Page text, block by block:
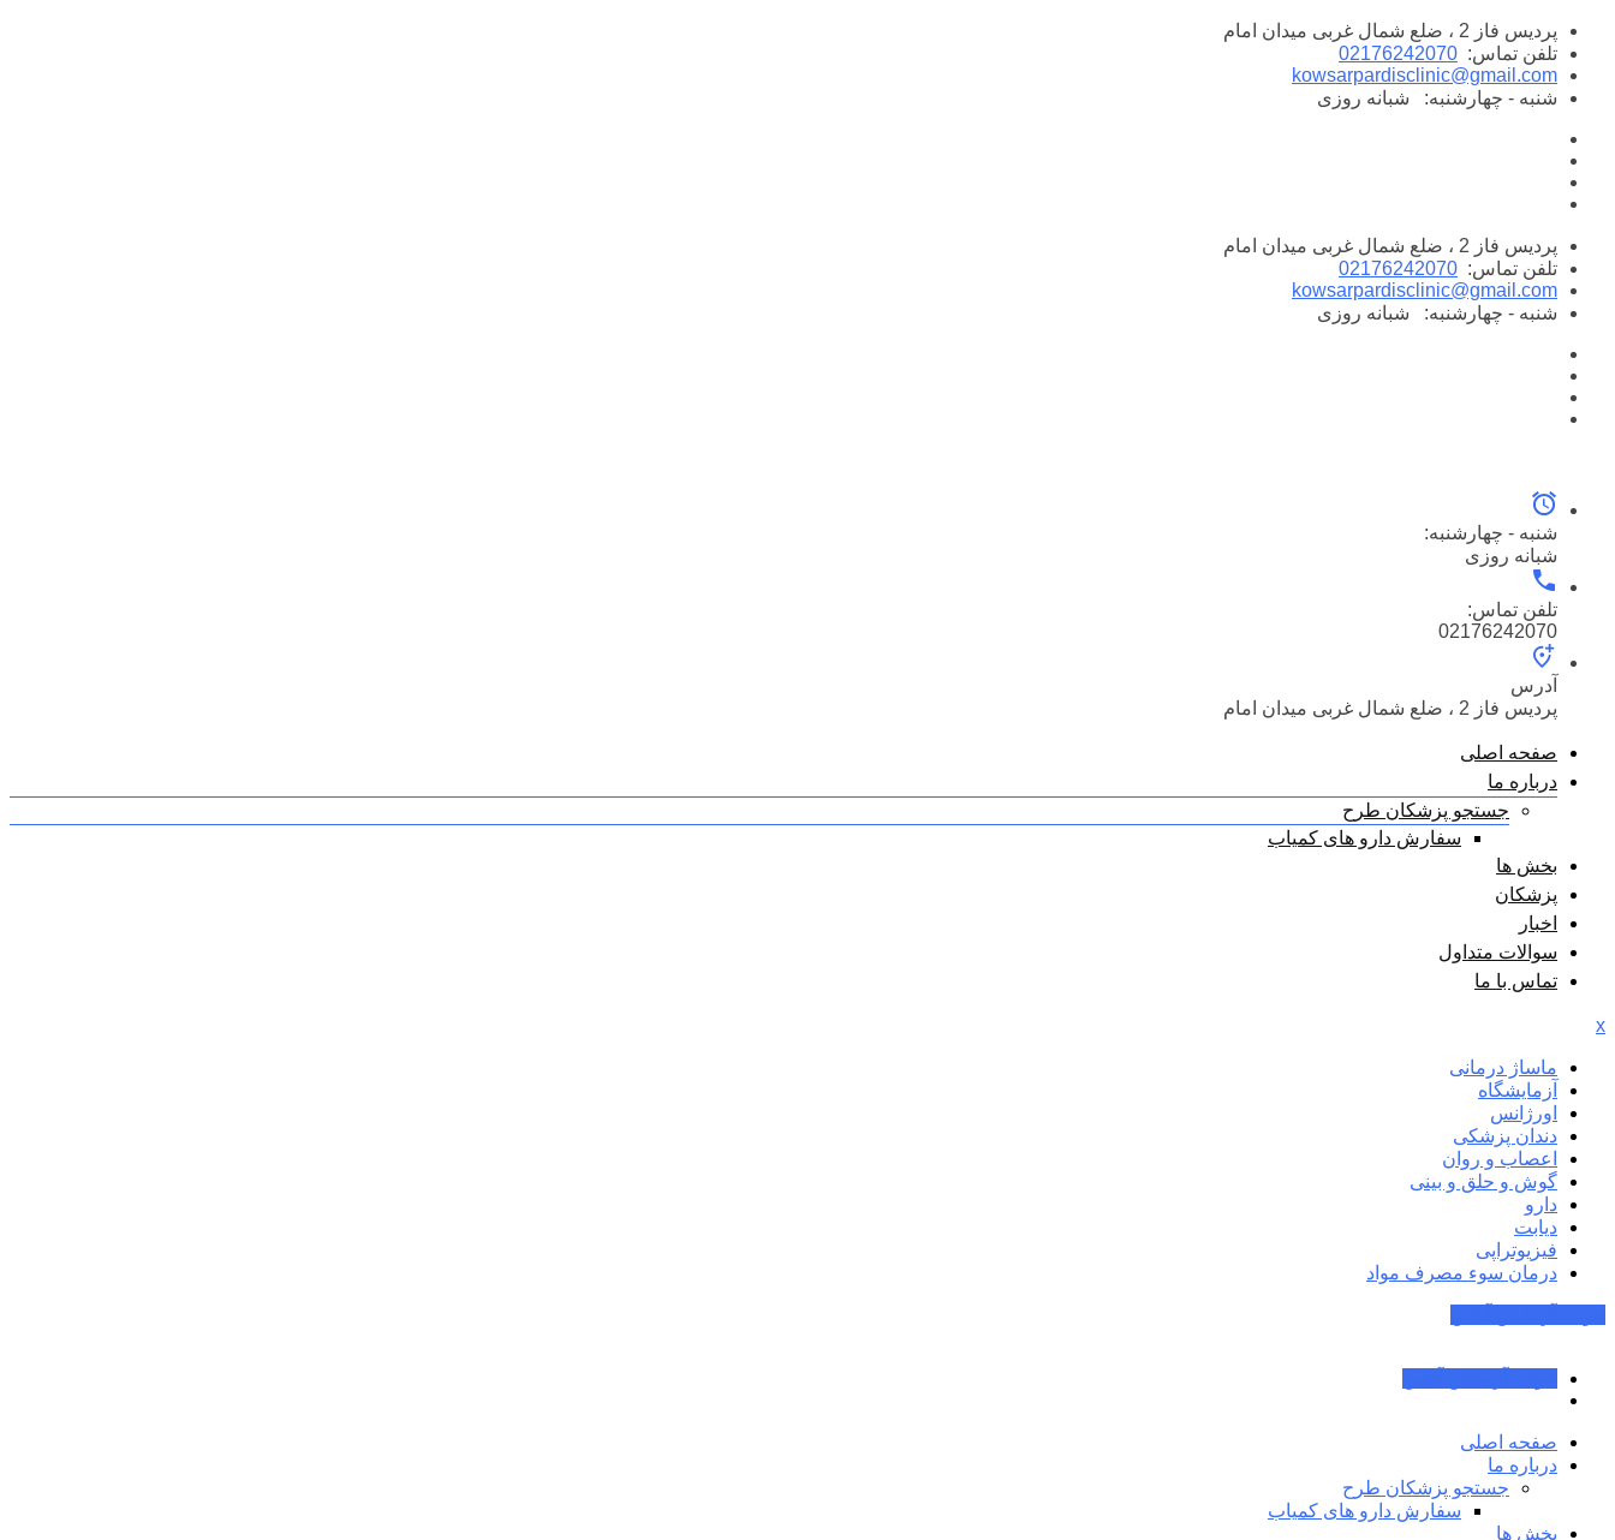
پرش
محتوا
پردیس فاز 2 ، ضلع شمال غربی میدان امام
تلفن تماس: 02176242070
kowsarpardisclinic@gmail.com
شنبه - چهارشنبه:
شبانه روزی
پردیس فاز 2 ، ضلع شمال غربی میدان امام
تلفن تماس: 02176242070
kowsarpardisclinic@gmail.com
شنبه - چهارشنبه:
شبانه روزی
شنبه - چهارشنبه:
شبانه روزی
تلفن تماس:
02176242070
آدرس
پردیس فاز 2 ، ضلع شمال غربی میدان امام
صفحه اصلی
درباره ما
جستجو پزشکان طرح
سفارش دارو های کمیاب
بخش ها
پزشکان
اخبار
سوالات متداول
تماس با ما
x
ماساژ درمانی
آزمایشگاه
اورژانس
دندان پزشکی
اعصاب و روان
گوش و حلق و بینی
دارو
دیابت
فیزیوتراپی
درمان سوء مصرف مواد
صفحه اصلی
درباره ما
جستجو پزشکان طرح
سفارش دارو های کمیاب
بخش ها